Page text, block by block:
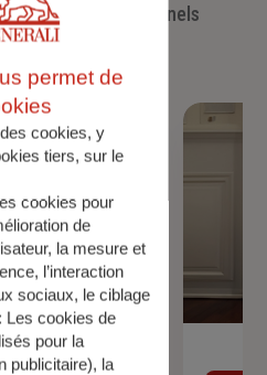
Pour les professionnels
immobilier
permet de
cookies, y
tiers, sur le
cookies pour
de
la mesure et
l’interaction
sociaux, le ciblage
Les cookies de
pour la
publicitaire), la